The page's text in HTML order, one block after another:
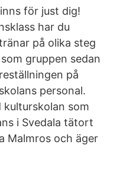
för just dig!
har du
på olika steg
gruppen sedan
på
personal.
kulturskolan som
i Svedala tätort
Malmros och äger